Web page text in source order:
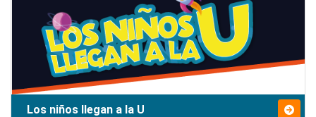
Los niños llegan a la U